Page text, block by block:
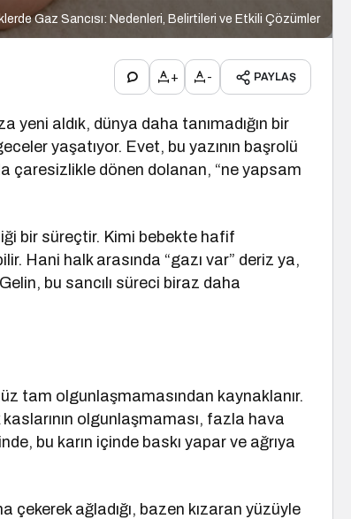
Gaz Sancısı: Nedenleri, Belirtileri ve Etkili Çözümler
+ - PAYLAŞ
yeni aldık, dünya daha tanımadığın bir
yaşatıyor. Evet, bu yazının başrolü
çaresizlikle dönen dolanan, “ne yapsam
bir süreçtir. Kimi bebekte hafif
Hani halk arasında “gazı var” deriz ya,
bu sancılı süreci biraz daha
tam olgunlaşmamasından kaynaklanır.
olgunlaşmaması, fazla hava
bu karın içinde baskı yapar ve ağrıya
çekerek ağladığı, bazen kızaran yüzüyle